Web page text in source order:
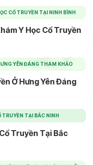
CỔ TRUYỀN TẠI NINH BÌNH
Y Học Cổ Truyền
YÊN ĐÁNG THAM KHẢO
Ở Hưng Yên Đáng
TẠI BẮC NINH
Truyền Tại Bắc